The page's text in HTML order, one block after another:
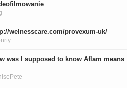
0 na 5 gwiazdek
12345
welnesscare.com/provexum-uk/
0 na 5 gwiazdek
12345
was I supposed to know Aflam means
0 na 5 gwiazdek